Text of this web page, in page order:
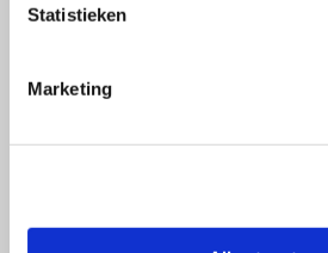
Statistieken
Marketing
juni 6, 2022